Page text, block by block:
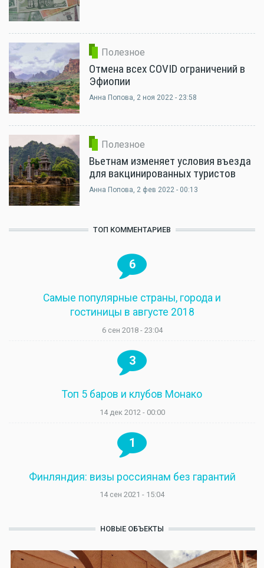
Полезное
Отмена всех COVID ограничений в
Эфиопии
Анна Попова, 2 ноя 2022 - 23:58
Полезное
Вьетнам изменяет условия въезда
для вакцинированных туристов
Анна Попова, 2 фев 2022 - 00:13
ТОП КОММЕНТАРИЕВ
6
Самые популярные страны, города и
гостиницы в августе 2018
6 сен 2018 - 23:04
3
Топ 5 баров и клубов Монако
14 дек 2012 - 00:00
1
Финляндия: визы россиянам без гарантий
14 сен 2021 - 15:04
НОВЫЕ ОБЪЕКТЫ